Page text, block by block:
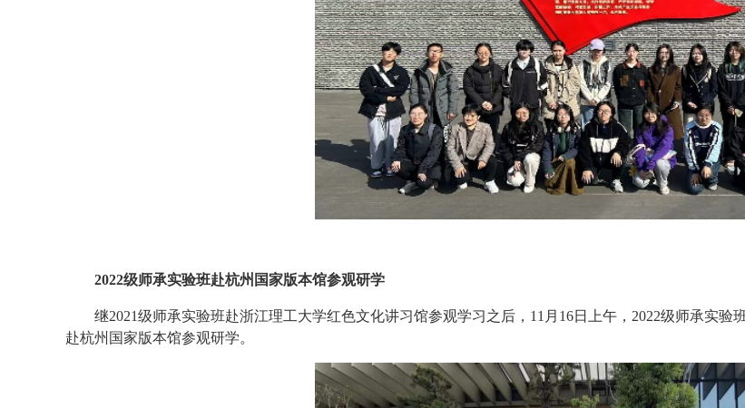
2022级师承实验班赴杭州国家版本馆参观研学
继2021级师承实验班赴浙江理工大学红色文化讲习馆参观学习之后，11月16日上午，2022级师承实验
赴杭州国家版本馆参观研学。